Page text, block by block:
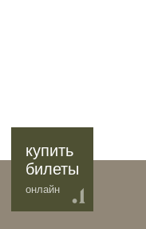
купить
билеты
онлайн